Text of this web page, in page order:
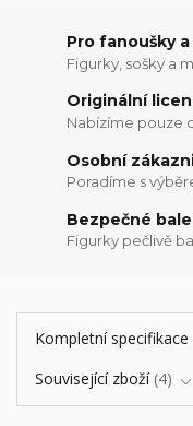
Pro fanoušky
Figurky, sošky a
Originální
Nabízíme pouze
Osobní
Poradíme s
Bezpečné
Figurky pečlivě
Kompletní specifikace
Související zboží 4